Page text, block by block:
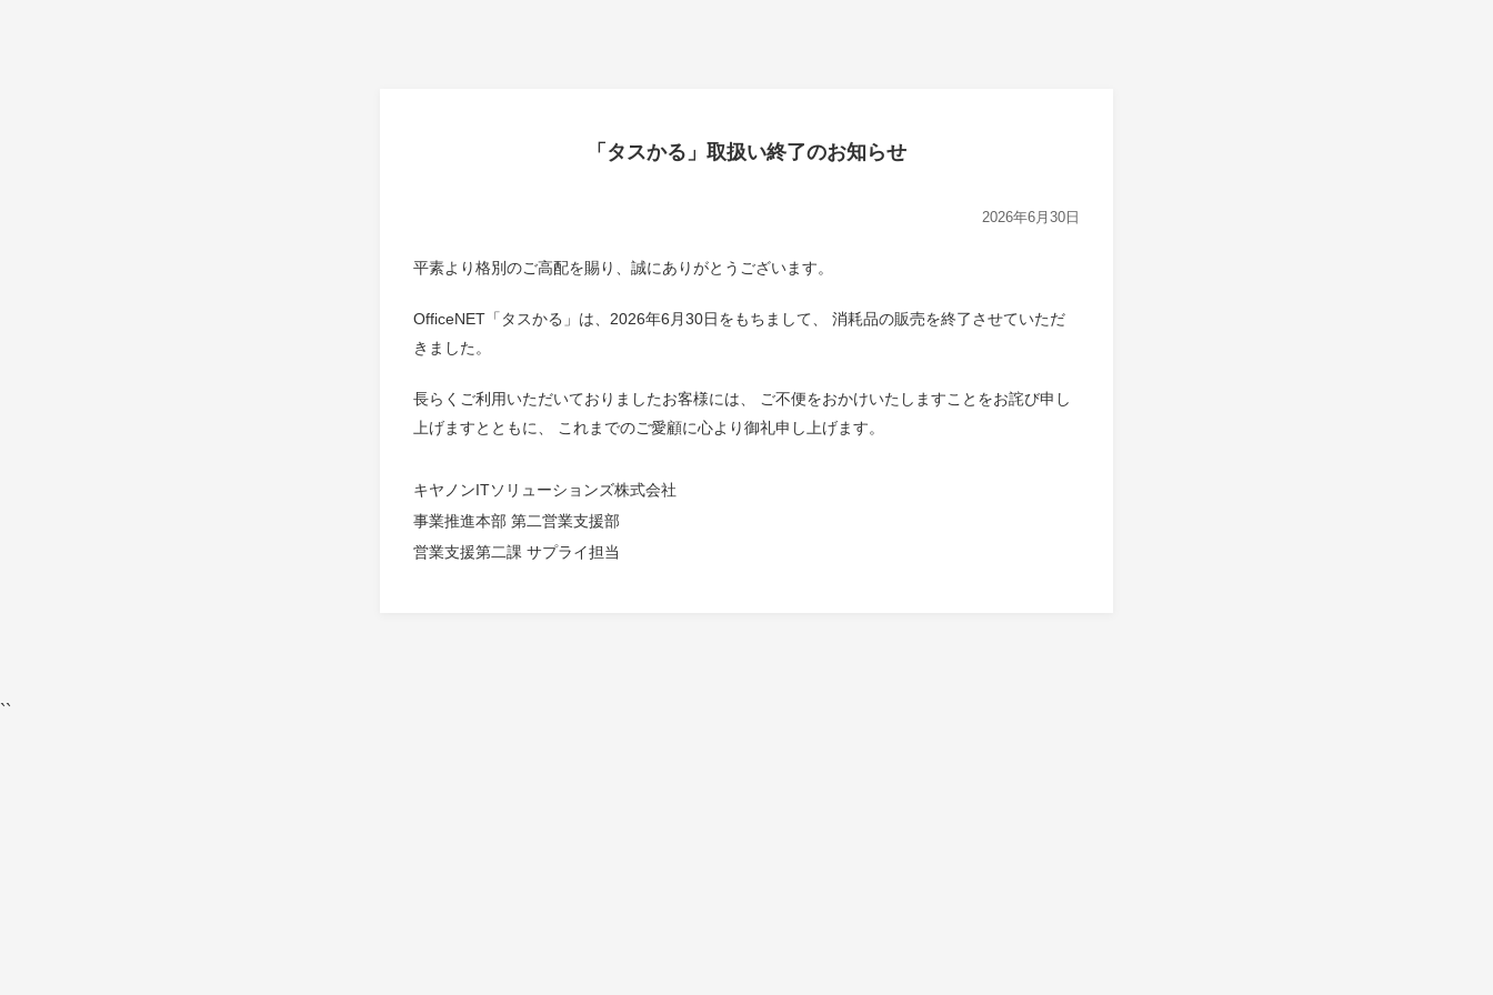
「タスかる」取扱い終了のお知らせ
2026年6月30日
平素より格別のご高配を賜り、誠にありがとうございます。
OfficeNET「タスかる」は、2026年6月30日をもちまして、 消耗品の販売を終了させていただ
きました。
長らくご利用いただいておりましたお客様には、 ご不便をおかけいたしますことをお詫び申し
上げますとともに、 これまでのご愛顧に心より御礼申し上げます。
キヤノンITソリューションズ株式会社
事業推進本部 第二営業支援部
営業支援第二課 サプライ担当
``